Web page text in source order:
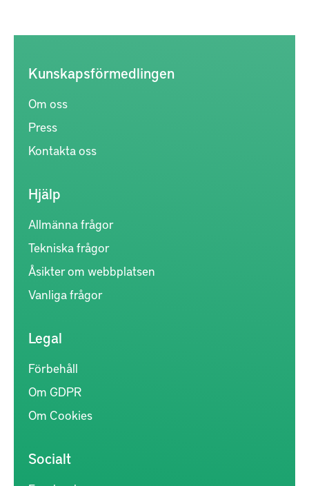
Kunskapsförmedlingen
Om oss
Press
Kontakta oss
Hjälp
Allmänna frågor
Tekniska frågor
Åsikter om webbplatsen
Vanliga frågor
Legal
Förbehåll
Om GDPR
Om Cookies
Socialt